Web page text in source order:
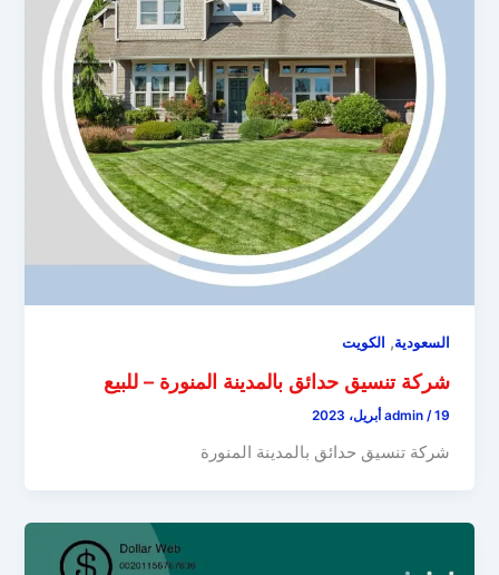
السعودية, الكويت
شركة تنسيق حدائق بالمدينة المنورة – للبيع
admin /19 أبريل، 2023
شركة تنسيق حدائق بالمدينة المنورة